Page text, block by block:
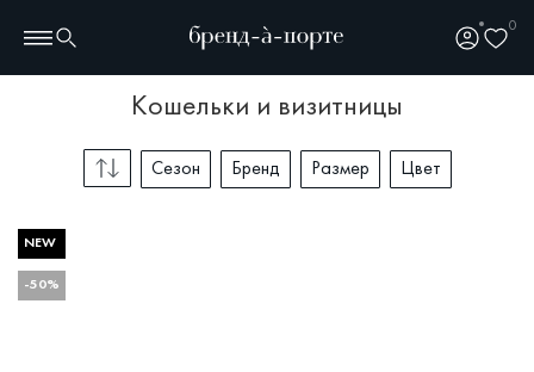
0
кошельки и визитницы
Сезон Бренд Размер Цвет
NEW
-50%